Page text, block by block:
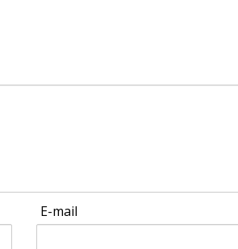
E-mail